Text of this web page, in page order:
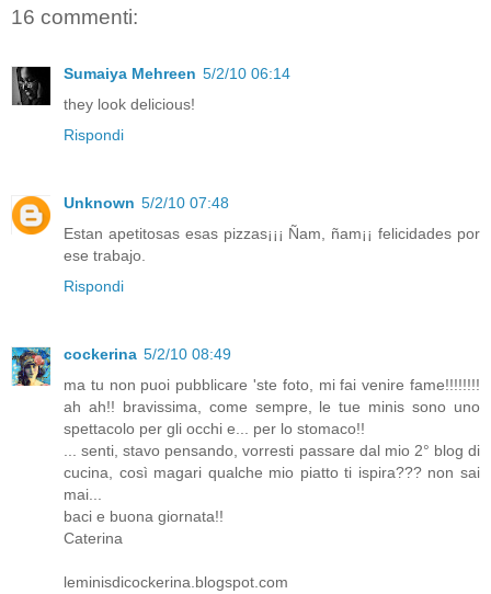
16 commenti:
Sumaiya Mehreen 5/2/10 06:14
they look delicious!
Rispondi
Unknown 5/2/10 07:48
Estan apetitosas esas pizzas¡¡¡ Ñam, ñam¡¡ felicidades por
ese trabajo.
Rispondi
cockerina 5/2/10 08:49
ma tu non puoi pubblicare 'ste foto, mi fai venire fame!!!!!!!!
ah ah!! bravissima, come sempre, le tue minis sono uno
spettacolo per gli occhi e... per lo stomaco!!
... senti, stavo pensando, vorresti passare dal mio 2° blog di
cucina, così magari qualche mio piatto ti ispira??? non sai
mai...
baci e buona giornata!!
Caterina
leminisdicockerina.blogspot.com